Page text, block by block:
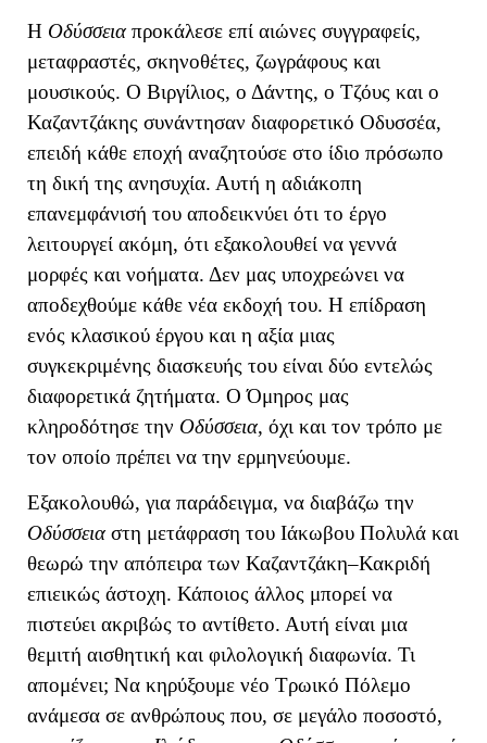
Η Οδύσσειαπροκάλεσε επί αιώνες συγγραφείς,
μεταφραστές, σκηνοθέτες, ζωγράφους και
μουσικούς. Ο Βιργίλιος, ο Δάντης, ο Τζόυς και ο
Καζαντζάκης συνάντησαν διαφορετικό Οδυσσέα,
επειδή κάθε εποχή αναζητούσε στο ίδιο πρόσωπο
τη δική της ανησυχία. Αυτή η αδιάκοπη
επανεμφάνισή του αποδεικνύει ότι το έργο
λειτουργεί ακόμη, ότι εξακολουθεί να γεννά
μορφές και νοήματα. Δεν μας υποχρεώνει να
αποδεχθούμε κάθε νέα εκδοχή του. Η επίδραση
ενός κλασικού έργου και η αξία μιας
συγκεκριμένης διασκευής του είναι δύο εντελώς
διαφορετικά ζητήματα. Ο Όμηρος μας
κληροδότησε την Οδύσσεια, όχι και τον τρόπο με
τον οποίο πρέπει να την ερμηνεύουμε.
Εξακολουθώ, για παράδειγμα, να διαβάζω την
Οδύσσειαστη μετάφραση του Ιάκωβου Πολυλά και
θεωρώ την απόπειρα των Καζαντζάκη–Κακριδή
επιεικώς άστοχη. Κάποιος άλλος μπορεί να
πιστεύει ακριβώς το αντίθετο. Αυτή είναι μια
θεμιτή αισθητική και φιλολογική διαφωνία. Τι
απομένει; Να κηρύξουμε νέο Τρωικό Πόλεμο
ανάμεσα σε ανθρώπους που, σε μεγάλο ποσοστό,